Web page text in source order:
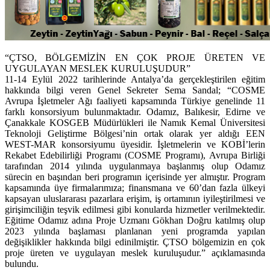
“ÇTSO, BÖLGEMİZİN EN ÇOK PROJE ÜRETEN VE
UYGULAYAN MESLEK KURULUŞUDUR”
11-14 Eylül 2022 tarihlerinde Antalya’da gerçekleştirilen eğitim
hakkında bilgi veren Genel Sekreter Sema Sandal; “COSME
Avrupa İşletmeler Ağı faaliyeti kapsamında Türkiye genelinde 11
farklı konsorsiyum bulunmaktadır. Odamız, Balıkesir, Edirne ve
Çanakkale KOSGEB Müdürlükleri ile Namık Kemal Üniversitesi
Teknoloji Geliştirme Bölgesi’nin ortak olarak yer aldığı EEN
WEST-MAR konsorsiyumu üyesidir. İşletmelerin ve KOBİ’lerin
Rekabet Edebilirliği Programı (COSME Programı), Avrupa Birliği
tarafından 2014 yılında uygulanmaya başlanmış olup Odamız
sürecin en başından beri programın içerisinde yer almıştır. Program
kapsamında üye firmalarımıza; finansmana ve 60’dan fazla ülkeyi
kapsayan uluslararası pazarlara erişim, iş ortamının iyileştirilmesi ve
girişimciliğin teşvik edilmesi gibi konularda hizmetler verilmektedir.
Eğitime Odamız adına Proje Uzmanı Gökhan Doğru katılmış olup
2023 yılında başlaması planlanan yeni programda yapılan
değişiklikler hakkında bilgi edinilmiştir. ÇTSO bölgemizin en çok
proje üreten ve uygulayan meslek kuruluşudur.” açıklamasında
bulundu.